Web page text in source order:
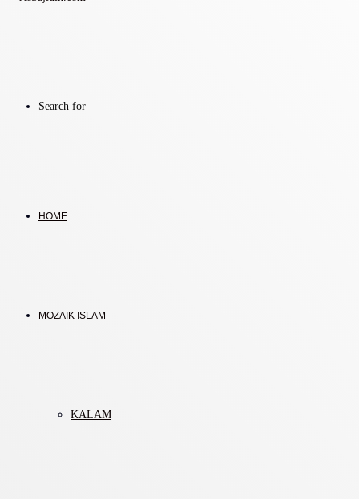
Search for
HOME
MOZAIK ISLAM
KALAM